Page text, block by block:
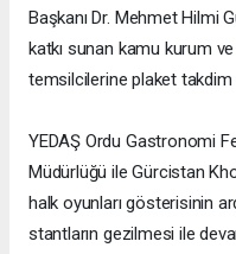
Başkanı Dr. Mehmet Hilmi
katkı sunan kamu kurum
temsilcilerine plaket takdim
YEDAŞ Ordu Gastronomi
Müdürlüğü ile Gürcistan
halk oyunları gösterisinin
stantların gezilmesi ile